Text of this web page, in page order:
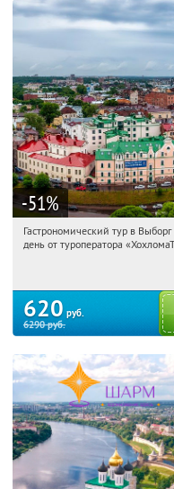
-51%
08:40:31
Гастрономический тур в Выборг
день от туроператора
620 руб.
6290руб.